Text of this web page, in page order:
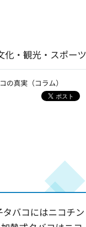
化・観光・スポーツ
の真実（コラム）
バコにはニコチン